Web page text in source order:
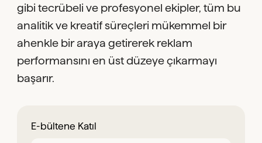
gibi tecrübeli ve profesyonel ekipler, tüm bu
analitik ve kreatif süreçleri mükemmel bir
ahenkle bir araya getirerek reklam
performansını en üst düzeye çıkarmayı
başarır.
E-bültene Katıl